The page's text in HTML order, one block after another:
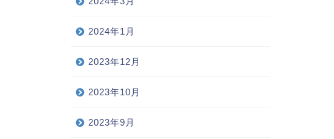
2024年1月
2023年12月
2023年10月
2023年9月